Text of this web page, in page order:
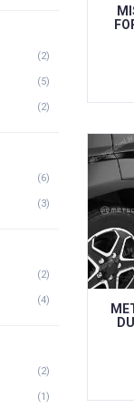
(2)
(5)
(2)
(6)
(3)
(2)
(4)
(2)
(1)